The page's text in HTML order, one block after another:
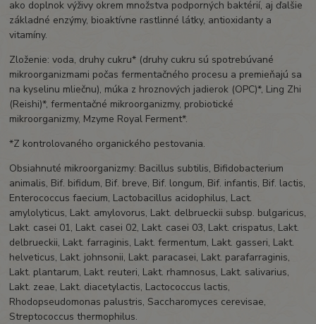
ako doplnok výživy okrem množstva podporných baktérií, aj ďalšie
základné enzýmy, bioaktívne rastlinné látky, antioxidanty a
vitamíny.
Zloženie: voda, druhy cukru* (druhy cukru sú spotrebúvané
mikroorganizmami počas fermentačného procesu a premieňajú sa
na kyselinu mliečnu), múka z hroznových jadierok (OPC)*, Ling Zhi
(Reishi)*, fermentačné mikroorganizmy, probiotické
mikroorganizmy, Mzyme Royal Ferment*.
*Z kontrolovaného organického pestovania.
Obsiahnuté mikroorganizmy: Bacillus subtilis, Bifidobacterium
animalis, Bif. bifidum, Bif. breve, Bif. longum, Bif. infantis, Bif. lactis,
Enterococcus faecium, Lactobacillus acidophilus, Lact.
amylolyticus, Lakt. amylovorus, Lakt. delbrueckii subsp. bulgaricus,
Lakt. casei 01, Lakt. casei 02, Lakt. casei 03, Lakt. crispatus, Lakt.
delbrueckii, Lakt. farraginis, Lakt. fermentum, Lakt. gasseri, Lakt.
helveticus, Lakt. johnsonii, Lakt. paracasei, Lakt. parafarraginis,
Lakt. plantarum, Lakt. reuteri, Lakt. rhamnosus, Lakt. salivarius,
Lakt. zeae, Lakt. diacetylactis, Lactococcus lactis,
Rhodopseudomonas palustris, Saccharomyces cerevisae,
Streptococcus thermophilus.